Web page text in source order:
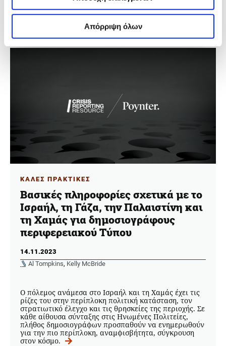
Απόρριψη όλων
ανεπαρκή κρατικό μηχανισμό και τα μέτρα που
μπορούν να λάβουν οι δημοσιογράφοι.
ΚΑΛΕΣ ΠΡΑΚΤΙΚΕΣ
Βασικές πληροφορίες σχετικά με το
Ισραήλ, τη Γάζα, την Παλαιστίνη και
τη Χαμάς για δημοσιογράφους
περιφερειακού Τύπου
14.11.2023
Al Tompkins, Kelly McBride
Ο πόλεμος ανάμεσα στο Ισραήλ και τη Χαμάς έχει τις
ρίζες του στην περίπλοκη πολιτική κατάσταση, τον
στρατιωτικό έλεγχο και τις θρησκείες της περιοχής. Σε
κάθε αίθουσα σύνταξης στις Ηνωμένες Πολιτείες,
πλήθος δημοσιογράφων προσπαθούν να ενημερωθούν
για την πιο περίπλοκη, αναμφισβήτητα, σύγκρουση
στον κόσμο.